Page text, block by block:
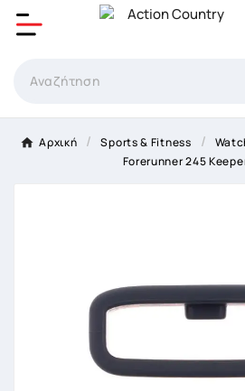
Αρχική Sports & Fitness
Forerunner 245
Δημιουργία λίστα
Όνομα Λίστα επιθυμιτών
Δημιουργία